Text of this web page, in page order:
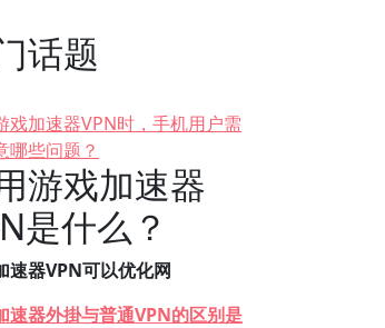
话题
戏加速器VPN时，手机用户需
哪些问题？
游戏加速器
是什么？
速器VPN可以优化网
速器外掛与普通VPN的区别是